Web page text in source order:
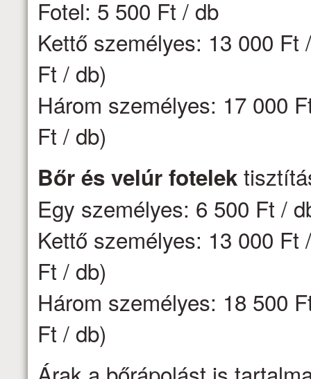
Fotel: 5 500 Ft / db
Kettő személyes: 13 000
Ft / db)
Három személyes: 17 000
Ft / db)
Bőr és velúr fotelek
Egy személyes: 6 500 Ft /
Kettő személyes: 13 000
Ft / db)
Három személyes: 18 500
Ft / db)